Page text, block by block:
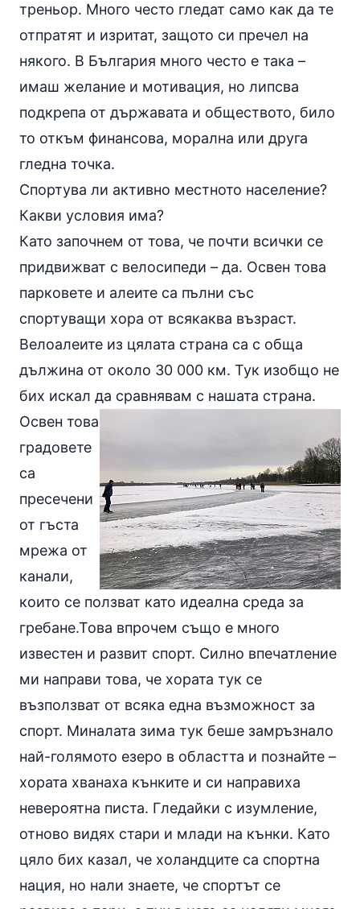
треньор. Много често гледат само как да те
отпратят и изритат, защото си пречел на
някого. В България много често е така –
имаш желание и мотивация, но липсва
подкрепа от държавата и обществото, било
то откъм финансова, морална или друга
гледна точка.
Спортува ли активно местното население?
Какви условия има?
Като започнем от това, че почти всички се
придвижват с велосипеди – да. Освен това
парковете и алеите са пълни със
спортуващи хора от всякаква възраст.
Велоалеите из цялата страна са с обща
дължина от около 30 000 км. Тук изобщо не
бих искал да сравнявам с нашата страна.
Освен това
градовете
са
пресечени
от гъста
мрежа от
канали,
които се ползват като идеална среда за
гребане.Това впрочем също е много
известен и развит спорт. Силно впечатление
ми направи това, че хората тук се
възползват от всяка една възможност за
спорт. Миналата зима тук беше замръзнало
най-голямото езеро в областта и познайте –
хората хванаха кънките и си направиха
невероятна писта. Гледайки с изумление,
отново видях стари и млади на кънки. Като
цяло бих казал, че холандците са спортна
нация, но нали знаете, че спортът се